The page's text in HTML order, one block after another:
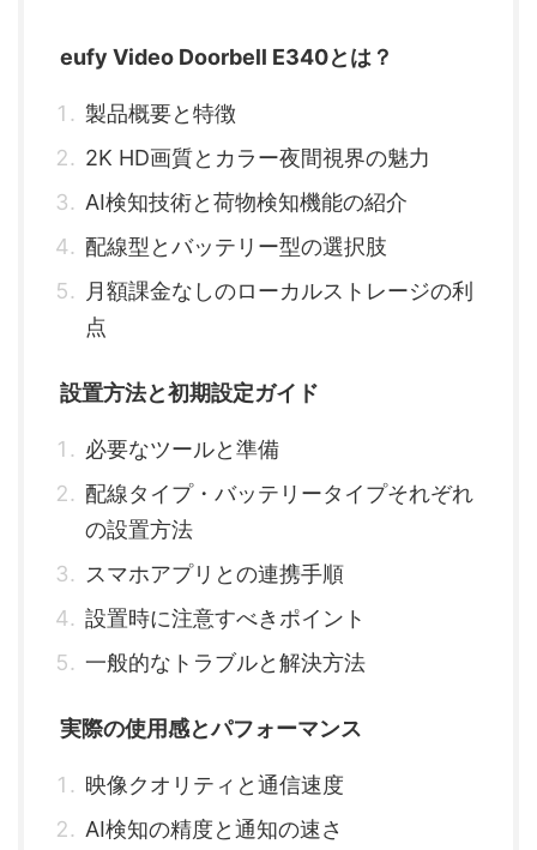
eufy Video Doorbell E340とは？
製品概要と特徴
2K HD画質とカラー夜間視界の魅力
AI検知技術と荷物検知機能の紹介
配線型とバッテリー型の選択肢
月額課金なしのローカルストレージの利
点
設置方法と初期設定ガイド
必要なツールと準備
配線タイプ・バッテリータイプそれぞれ
の設置方法
スマホアプリとの連携手順
設置時に注意すべきポイント
一般的なトラブルと解決方法
実際の使用感とパフォーマンス
映像クオリティと通信速度
AI検知の精度と通知の速さ